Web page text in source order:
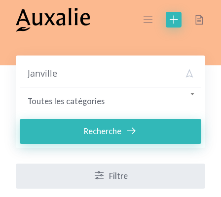
content
Toutes les catégories
Recherche
Filtre